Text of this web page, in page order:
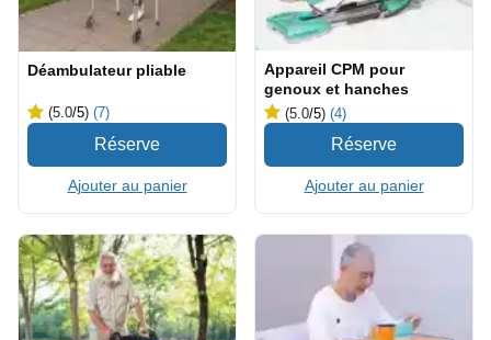
Déambulateur pliable
(5.0/5) (7)
Ajouter au panier
Appareil CPM pour
genoux et hanches
(5.0/5) (4)
Ajouter au panier